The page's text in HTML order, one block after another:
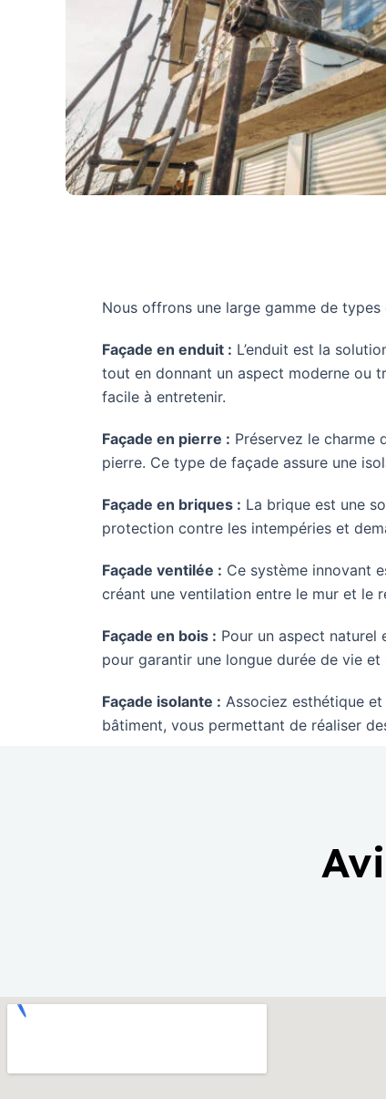
Nous offrons une large gamme de types
Façade en enduit : L’enduit est la
tout en donnant un aspect moderne ou
facile à entretenir.
Façade en pierre : Préservez le charme
pierre. Ce type de façade assure une
Façade en briques : La brique est une
protection contre les intempéries et
Façade ventilée : Ce système innovant
créant une ventilation entre le mur et le
Façade en bois : Pour un aspect
pour garantir une longue durée de vie
Façade isolante : Associez esthétique
bâtiment, vous permettant de réaliser